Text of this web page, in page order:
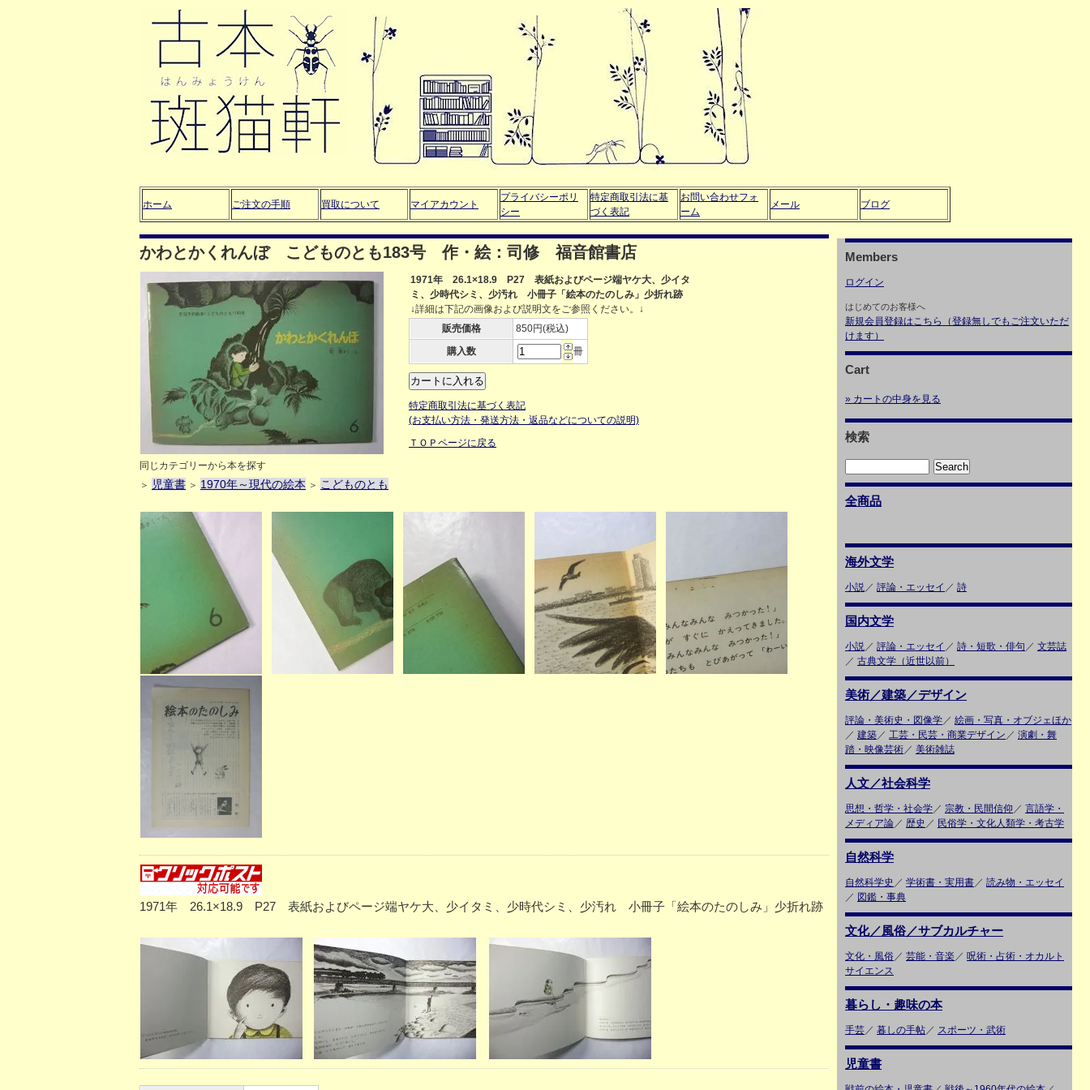
ホーム ご注文の手順 買取について マイアカウント
プライバシーポリ
シー
特定商取引法に基
づく表記
お問い合わせフォ
ーム
メール ブログ
かわとかくれんぼ こどものとも183号 作・絵：司修 福音館書店
1971年 26.1×18.9 P27 表紙およびページ端ヤケ大、少イタ
ミ、少時代シミ、少汚れ 小冊子「絵本のたのしみ」少折れ跡
↓詳細は下記の画像および説明文をご参照ください。↓
販売価格
850円(税込)
購入数
冊
特定商取引法に基づく表記
(お支払い方法・発送方法・返品などについての説明)
ＴＯＰページに戻る
同じカテゴリーから本を探す
＞ 児童書 ＞ 1970年～現代の絵本 ＞ こどものとも
1971年 26.1×18.9 P27 表紙およびページ端ヤケ大、少イタミ、少時代シミ、少汚れ 小冊子「絵本のたのしみ」少折れ跡
Members
ログイン
はじめてのお客様へ
新規会員登録はこちら（登録無しでもご注文いただ
けます）
Cart
» カートの中身を見る
検索
全商品
海外文学
小説／ 評論・エッセイ ／ 詩
国内文学
小説／ 評論・エッセイ ／ 詩・短歌・俳句 ／ 文芸誌
／ 古典文学（近世以前）
美術／建築／デザイン
評論・美術史・図像学／ 絵画・写真・オブジェほか
／ 建築／ 工芸・民芸・商業デザイン ／ 演劇・舞
踏・映像芸術／ 美術雑誌
人文／社会科学
思想・哲学・社会学／ 宗教・民間信仰 ／ 言語学・
メディア論／ 歴史 ／ 民俗学・文化人類学・考古学
自然科学
自然科学史 ／ 学術書・実用書／ 読み物・エッセイ
／ 図鑑・事典
文化／風俗／サブカルチャー
文化・風俗／ 芸能・音楽 ／ 呪術・占術・オカルト
サイエンス
暮らし・趣味の本
手芸／ 暮しの手帖／ スポーツ・武術
児童書